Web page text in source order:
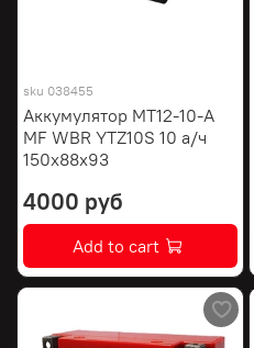
sku 038455
Аккумулятор MT12-10-A
MF WBR YTZ10S 10 а/ч
150х88х93
4000 руб
Add to cart